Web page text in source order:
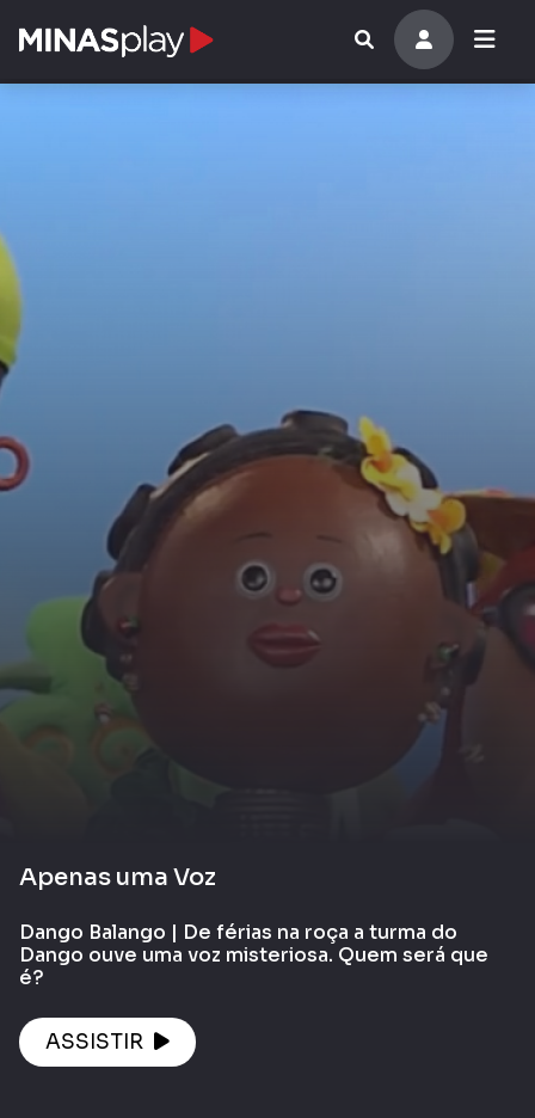
Apenas uma Voz
Dango Balango | De férias na roça a turma do
Dango ouve uma voz misteriosa. Quem será que
é?
ASSISTIR